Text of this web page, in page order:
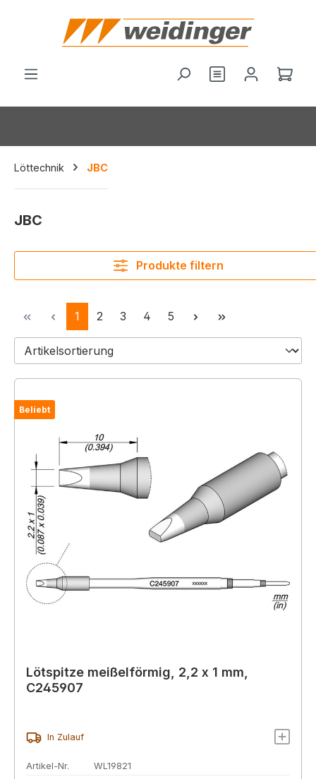
springen
Löttechnik JBC
JBC
Produkte filtern
Seite
1 Seite
2 Seite
3 Seite
4 Seite
5
Beliebt
Lötspitze meißelförmig, 2,2 x 1 mm,
C245907
In Zulauf
Artikel-Nr.
WL19821